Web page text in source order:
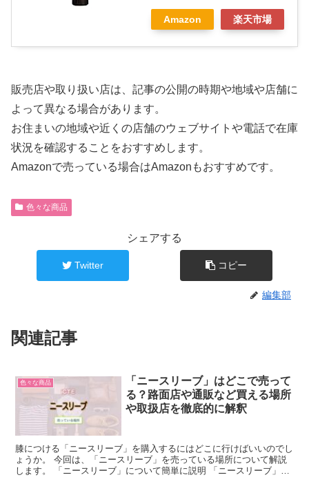
Amazon 楽天市場
販売店や取り扱い店は、記事の公開の時期や地域や店舗に
よって異なる場合があります。
お住まいの地域や近くの店舗のウェブサイトや電話で在庫
状況を確認することをおすすめします。
Amazonで売っている場合はAmazonもおすすめです。
色々な商品
シェアする
Twitter コピー
編集部
関連記事
色々な商品
「ニースリーブ」はどこで売って
る？路面店や通販など買える場所
や取扱店を徹底的に解釈
膝につける「ニースリーブ」を購入するにはどこに行けばいいのでし
ょうか。 今回は、「ニースリーブ」を売っている場所について解説
します。 「ニースリーブ」について簡単に説明 「ニースリーブ」と